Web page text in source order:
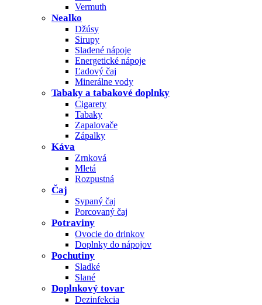
Vermuth
Nealko
Džúsy
Sirupy
Sladené nápoje
Energetické nápoje
Ľadový čaj
Minerálne vody
Tabaky a tabakové doplnky
Cigarety
Tabaky
Zapalovače
Zápalky
Káva
Zrnková
Mletá
Rozpustná
Čaj
Sypaný čaj
Porcovaný čaj
Potraviny
Ovocie do drinkov
Doplnky do nápojov
Pochutiny
Sladké
Slané
Doplnkový tovar
Dezinfekcia